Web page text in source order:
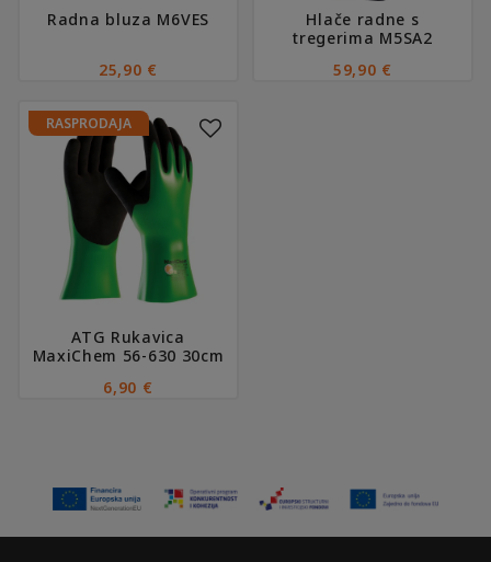
Radna bluza M6VES
25,90 €
stranici
Hlače radne s
tregerima M5SA2
59,90 €
proizvoda
ATG Rukavica
MaxiChem 56-630 30cm
RASPRODAJA
6,90 €
Ovaj
proizvod
varijanti.
odabrati
proizvoda